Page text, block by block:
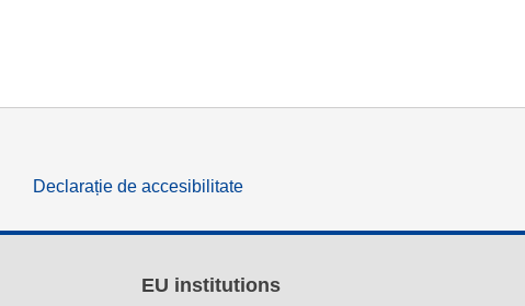
Declarație de accesibilitate
EU institutions